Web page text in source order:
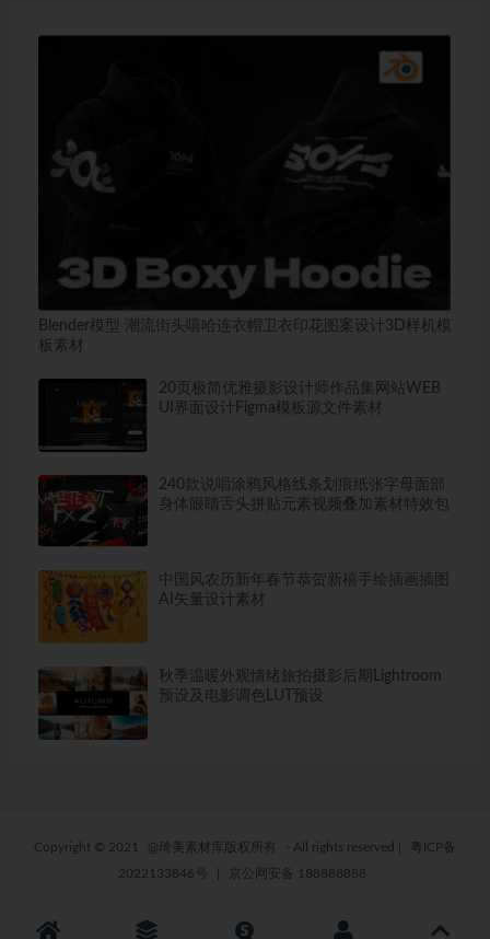
Blender模型 潮流街头嘻哈连衣帽卫衣印花图案设计3D样机模
板素材
20页极简优雅摄影设计师作品集网站WEB
UI界面设计Figma模板源文件素材
240款说唱涂鸦风格线条划痕纸张字母面部
身体眼睛舌头拼贴元素视频叠加素材特效包
中国风农历新年春节恭贺新禧手绘插画插图
AI矢量设计素材
秋季温暖外观情绪旅拍摄影后期Lightroom
预设及电影调色LUT预设
Copyright © 2021 @琦美素材库版权所有 - All rights reserved
粤ICP备
2022133846号
京公网安备 188888888